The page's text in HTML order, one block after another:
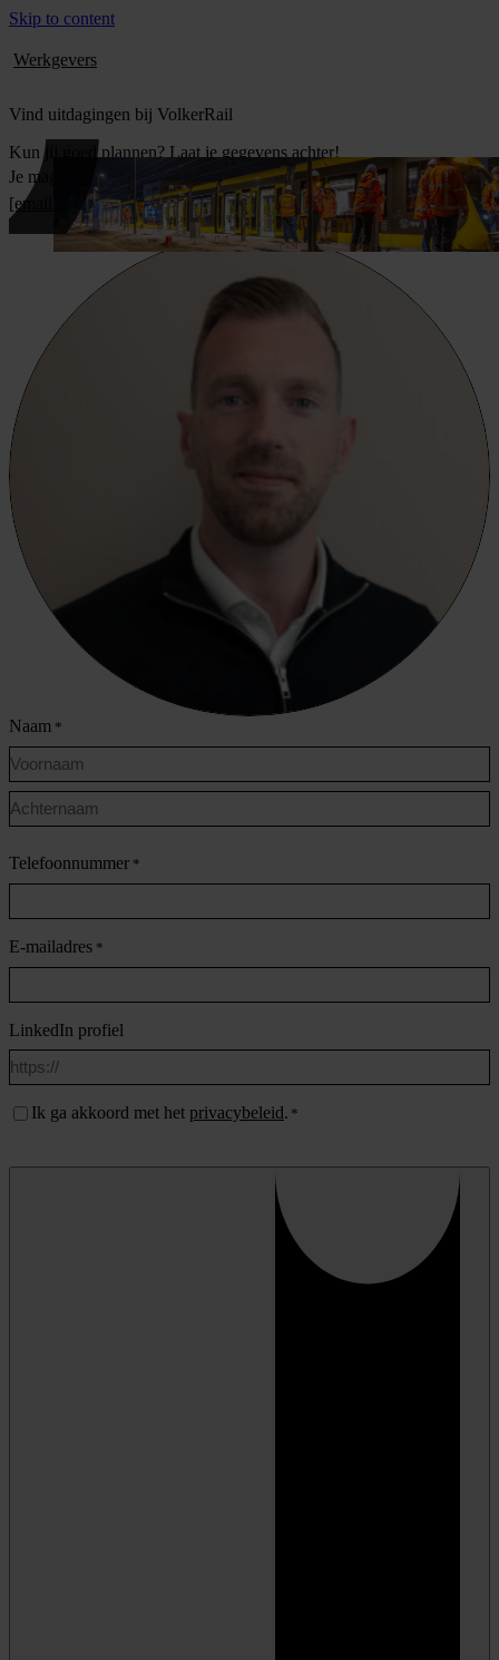
Skip to content
Werkgevers
Vind uitdagingen bij VolkerRail
Kun jij goed plannen? Laat je gegevens achter!
Je mag ook direct contact opnemen met Delanovia
[email protected]of bel06 5130 6997
Naam *
Voornaam
Telefoonnummer *
E-mailadres *
LinkedIn profiel
Instemming
Ik ga akkoord met het privacybeleid. *